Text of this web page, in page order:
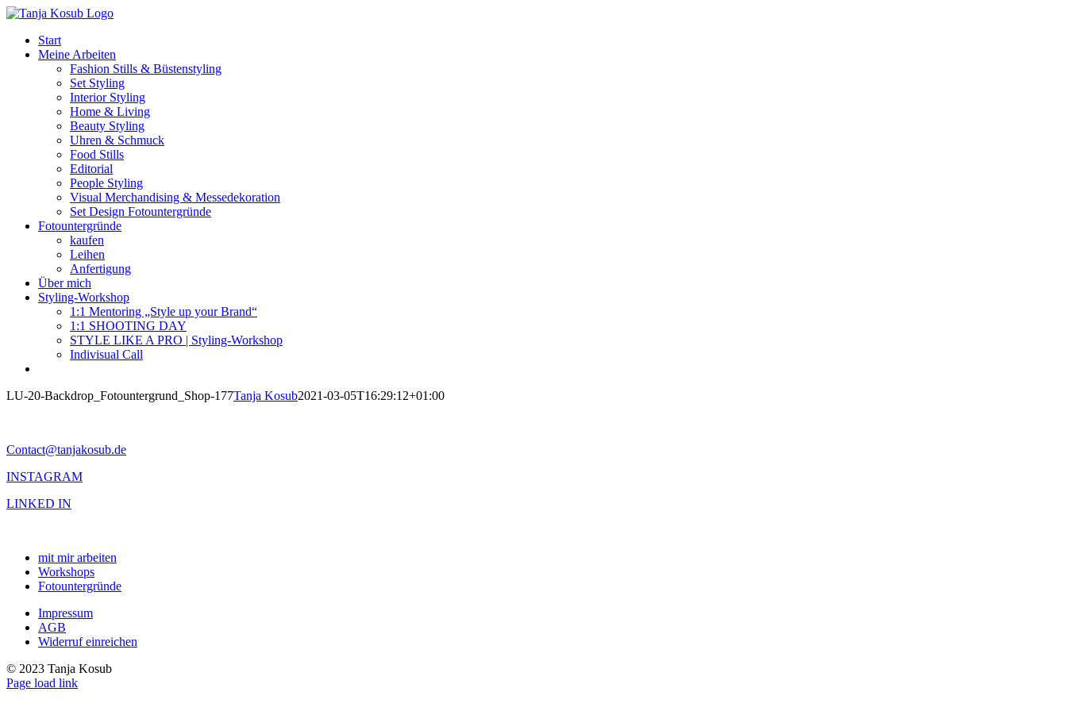
Zum
springenStart
Meine Arbeiten
Fashion Stills & Büstenstyling
Set Styling
Interior Styling
Home & Living
Beauty Styling
Uhren & Schmuck
Food Stills
Editorial
People Styling
Visual Merchandising & Messedekoration
Set Design Fotountergründe
Fotountergründe
kaufen
Leihen
Anfertigung
Über mich
Styling-Workshop
1:1 Mentoring „Style up your Brand“
1:1 SHOOTING DAY
STYLE LIKE A PRO | Styling-Workshop
Indivisual Call
LU-20-Backdrop_Fotountergrund_Shop-177Tanja Kosub2021-03-05T16:29:12+01:00
Contact@tanjakosub.de
INSTAGRAM
LINKED IN
mit mir arbeiten
Workshops
Fotountergründe
Impressum
AGB
Widerruf einreichen
© 2023 Tanja Kosub
Page load link